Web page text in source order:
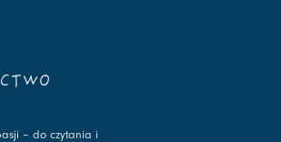
– do czytania i